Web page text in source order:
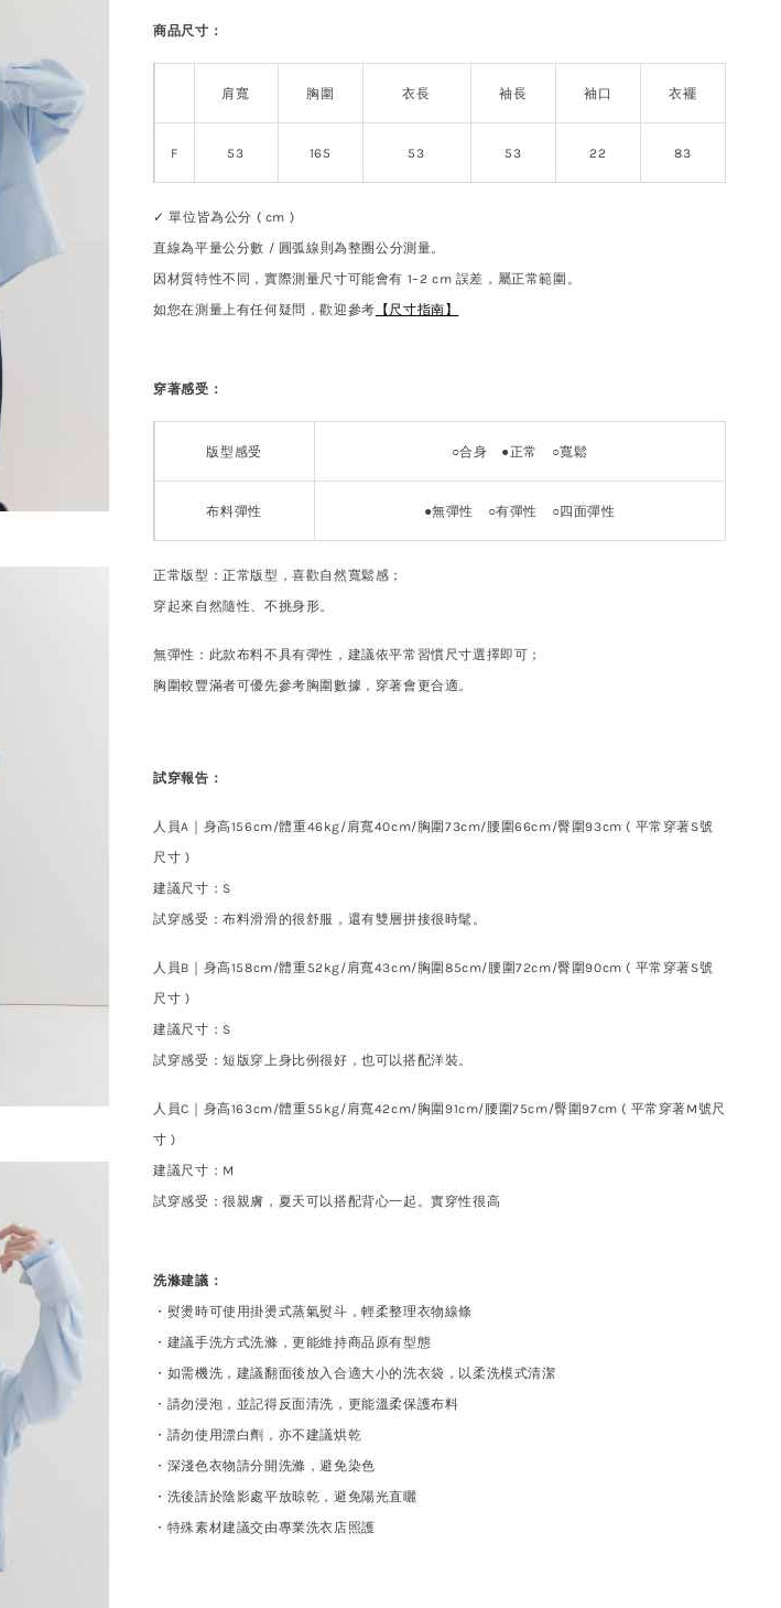
商品尺寸：
肩寬 胸圍 衣長 袖長 袖口 衣襬
F 53 165 53 53 22 83
✓ 單位皆為公分 ( cm )
直線為平量公分數 / 圓弧線則為整圈公分測量。
因材質特性不同，實際測量尺寸可能會有 1–2 cm 誤差，屬正常範圍。
如您在測量上有任何疑問，歡迎參考 【尺寸指南】
穿著感受：
版型感受 ○合身 ●正常 ○寬鬆
布料彈性 ●無彈性 ○有彈性 ○四面彈性
正常版型：正常版型，喜歡自然寬鬆感；
穿起來自然隨性、不挑身形。
無彈性：此款布料不具有彈性，建議依平常習慣尺寸選擇即可；
胸圍較豐滿者可優先參考胸圍數據，穿著會更合適。
試穿報告：
人員A｜身高156cm/體重46kg/肩寬40cm/胸圍73cm/腰圍66cm/臀圍93cm ( 平常穿著S號
尺寸 )
建議尺寸 ： S
試穿感受：布料滑滑的很舒服，還有雙層拼接很時髦。
人員B｜身高158cm/體重52kg/肩寬43cm/胸圍85cm/腰圍72cm/臀圍90cm ( 平常穿著S號
尺寸 )
建議尺寸 ： S
試穿感受：短版穿上身比例很好，也可以搭配洋裝。
人員C｜身高163cm/體重55kg/肩寬42cm/胸圍91cm/腰圍75cm/臀圍97cm ( 平常穿著M號尺
寸 )
建議尺寸 ： M
試穿感受：很親膚，夏天可以搭配背心一起。實穿性很高
洗滌建議：
・熨燙時可使用掛燙式蒸氣熨斗，輕柔整理衣物線條
・建議手洗方式洗滌，更能維持商品原有型態
・如需機洗，建議翻面後放入合適大小的洗衣袋，以柔洗模式清潔
・請勿浸泡，並記得反面清洗，更能溫柔保護布料
・請勿使用漂白劑，亦不建議烘乾
・深淺色衣物請分開洗滌，避免染色
・洗後請於陰影處平放晾乾，避免陽光直曬
・特殊素材建議交由專業洗衣店照護